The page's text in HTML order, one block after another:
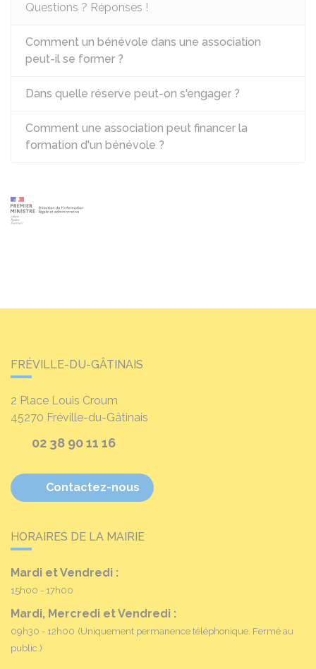
Questions ? Réponses !
Comment un bénévole dans une association
peut-il se former ?
Dans quelle réserve peut-on s'engager ?
Comment une association peut financer la
formation d'un bénévole ?
FRÉVILLE-DU-GÂTINAIS
2 Place Louis Croum
45270 Fréville-du-Gâtinais
02 38 90 11 16
Contactez-nous
HORAIRES DE LA MAIRIE
Mardi et Vendredi :
15h00 - 17h00
Mardi, Mercredi et Vendredi :
09h30 - 12h00 (Uniquement permanence téléphonique. Fermé au
public.)